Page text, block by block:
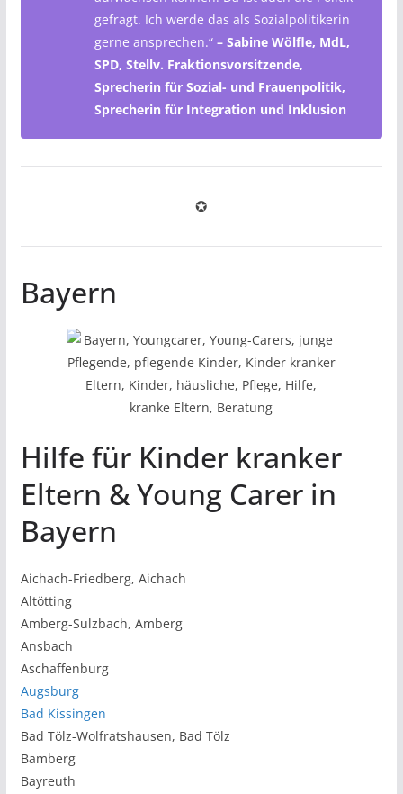
gefragt. Ich werde das als Sozialpolitikerin
gerne ansprechen.“ – Sabine Wölfle, MdL,
SPD, Stellv. Fraktionsvorsitzende,
Sprecherin für Sozial- und Frauenpolitik,
Sprecherin für Integration und Inklusion
✪
Bayern
Hilfe für Kinder kranker
Eltern & Young Carer in
Bayern
Aichach-Friedberg, Aichach
Altötting
Amberg-Sulzbach, Amberg
Ansbach
Aschaffenburg
Augsburg
Bad Kissingen
Bad Tölz-Wolfratshausen, Bad Tölz
Bamberg
Bayreuth